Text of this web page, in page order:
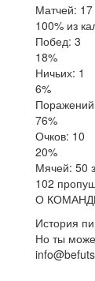
Матчей: 17
100% из
Побед: 3
18%
Ничьих: 1
6%
76%
Очков: 10
20%
Мячей: 50
102
О
История
Но ты